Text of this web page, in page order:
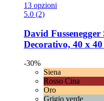
13 opzioni
5.0 (2)
David Fussenegger
Decorativo, 40 x 40
-30%
Siena
Rosso Cina
Oro
Grigio verde